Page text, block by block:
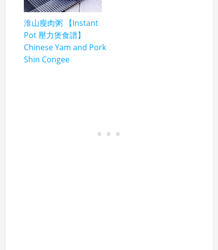
淮山瘦肉粥 【Instant
Pot 壓力煲食譜】
Chinese Yam and Pork
Shin Congee